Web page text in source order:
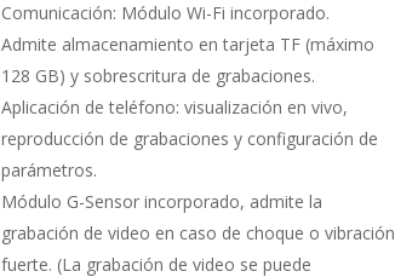
Comunicación: Módulo Wi-Fi incorporado.
Admite almacenamiento en tarjeta TF (máximo
128 GB) y sobrescritura de grabaciones.
Aplicación de teléfono: visualización en vivo,
reproducción de grabaciones y configuración de
parámetros.
Módulo G-Sensor incorporado, admite la
grabación de video en caso de choque o vibración
fuerte. (La grabación de video se puede